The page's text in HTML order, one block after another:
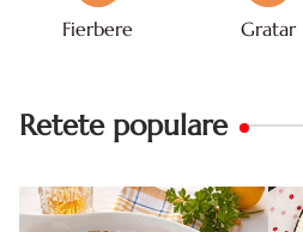
Fierbere Gratar
Retete populare